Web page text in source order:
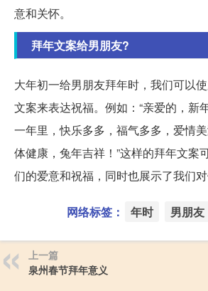
意和关怀。
拜年文案给男朋友?
大年初一给男朋友拜年时，我们可以
文案来表达祝福。例如：“亲爱的，新
一年里，快乐多多，福气多多，爱情
体健康，兔年吉祥！”这样的拜年文案
们的爱意和祝福，同时也展示了我们对
网络标签： 年时 男朋友
上一篇
泉州春节拜年意义